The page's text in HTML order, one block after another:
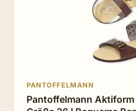
PANTOFFELMANN
Pantoffelmann Aktiform